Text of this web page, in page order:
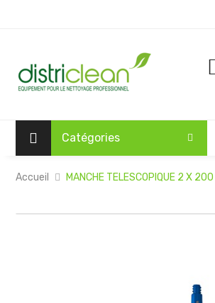
Catégories
Accueil MANCHE TELESCOPIQUE 2 X 200